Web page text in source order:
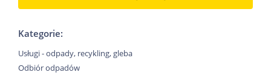
Kategorie:
Usługi - odpady, recykling, gleba
Odbiór odpadów